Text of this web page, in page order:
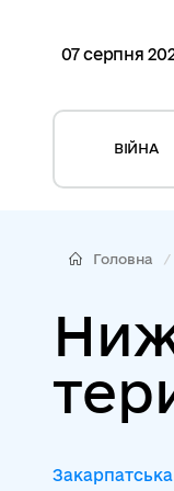
07 серпня
ВІЙНА
Глосарій
Календар
Фотогалерея
Хмара тегів
Медицина
ЦНАП
Управління
Головна